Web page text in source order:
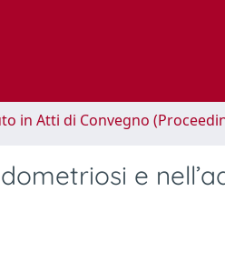
in Atti di Convegno
e